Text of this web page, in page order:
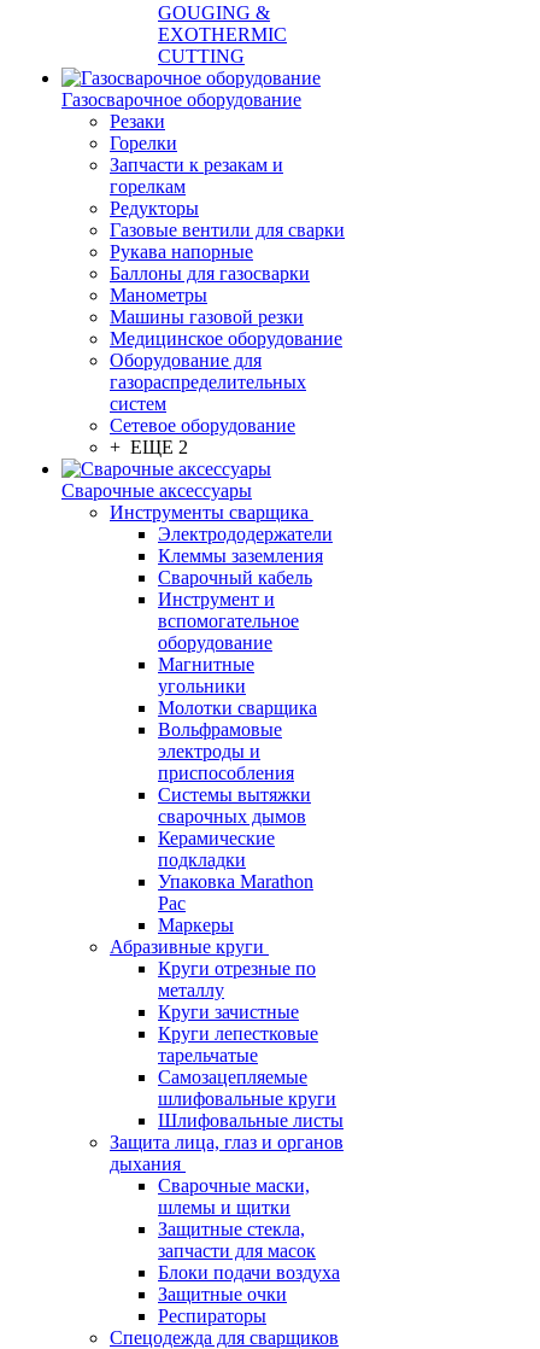
GOUGING &
EXOTHERMIC
CUTTING
Газосварочное оборудование
Резаки
Горелки
Запчасти к резакам и
горелкам
Редукторы
Газовые вентили для сварки
Рукава напорные
Баллоны для газосварки
Манометры
Машины газовой резки
Медицинское оборудование
Оборудование для
газораспределительных
систем
Сетевое оборудование
+ ЕЩЕ 2
Сварочные аксессуары
Инструменты сварщика
Электрододержатели
Клеммы заземления
Сварочный кабель
Инструмент и
вспомогательное
оборудование
Магнитные
угольники
Молотки сварщика
Вольфрамовые
электроды и
приспособления
Системы вытяжки
сварочных дымов
Керамические
подкладки
Упаковка Marathon
Pac
Маркеры
Абразивные круги
Круги отрезные по
металлу
Круги зачистные
Круги лепестковые
тарельчатые
Самозацепляемые
шлифовальные круги
Шлифовальные листы
Защита лица, глаз и органов
дыхания
Сварочные маски,
шлемы и щитки
Защитные стекла,
запчасти для масок
Блоки подачи воздуха
Защитные очки
Респираторы
Спецодежда для сварщиков